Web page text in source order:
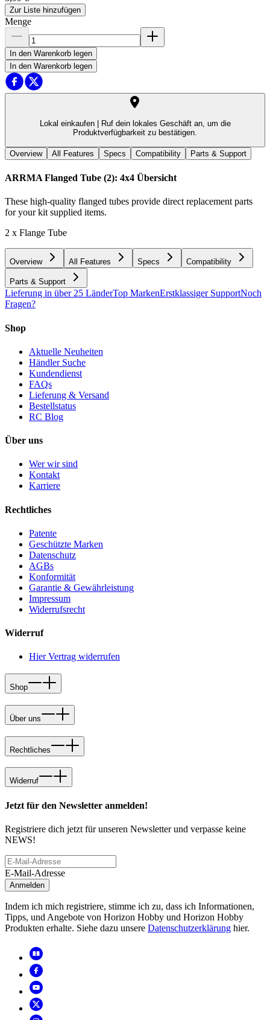
Zur Liste hinzufügen
Menge
In den Warenkorb legen
In den Warenkorb legen
Lokal einkaufen |
Ruf dein lokales Geschäft an, um die
Produktverfügbarkeit zu bestätigen.
Overview All Features Specs Compatibility Parts & Support
ARRMA Flanged Tube (2): 4x4 Übersicht
These high-quality flanged tubes provide direct replacement parts
for your kit supplied items.
2 x Flange Tube
Overview All Features Specs Compatibility
Parts & Support
Lieferung in über 25 LänderTop MarkenErstklassiger SupportNoch
Fragen?
Shop
Aktuelle Neuheiten
Händler Suche
Kundendienst
FAQs
Lieferung & Versand
Bestellstatus
RC Blog
Über uns
Wer wir sind
Kontakt
Karriere
Rechtliches
Patente
Geschützte Marken
Datenschutz
AGBs
Konformität
Garantie & Gewährleistung
Impressum
Widerrufsrecht
Widerruf
Hier Vertrag widerrufen
Shop
Über uns
Rechtliches
Widerruf
Jetzt für den Newsletter anmelden!
Registriere dich jetzt für unseren Newsletter und verpasse keine
NEWS!
E-Mail-Adresse
Anmelden
Indem ich mich registriere, stimme ich zu, dass ich Informationen,
Tipps, und Angebote von Horizon Hobby und Horizon Hobby
Produkten erhalte. Siehe dazu unsere Datenschutzerklärung hier.